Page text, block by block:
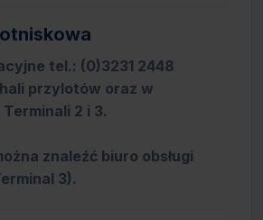
tel.: (0)3231 2448
przylotów oraz w
2 i 3.
znaleźć biuro obsługi
3).